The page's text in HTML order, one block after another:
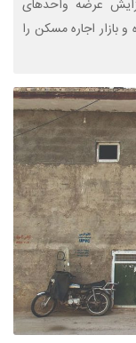
عرضه واحدهای
بازار اجاره مسکن را